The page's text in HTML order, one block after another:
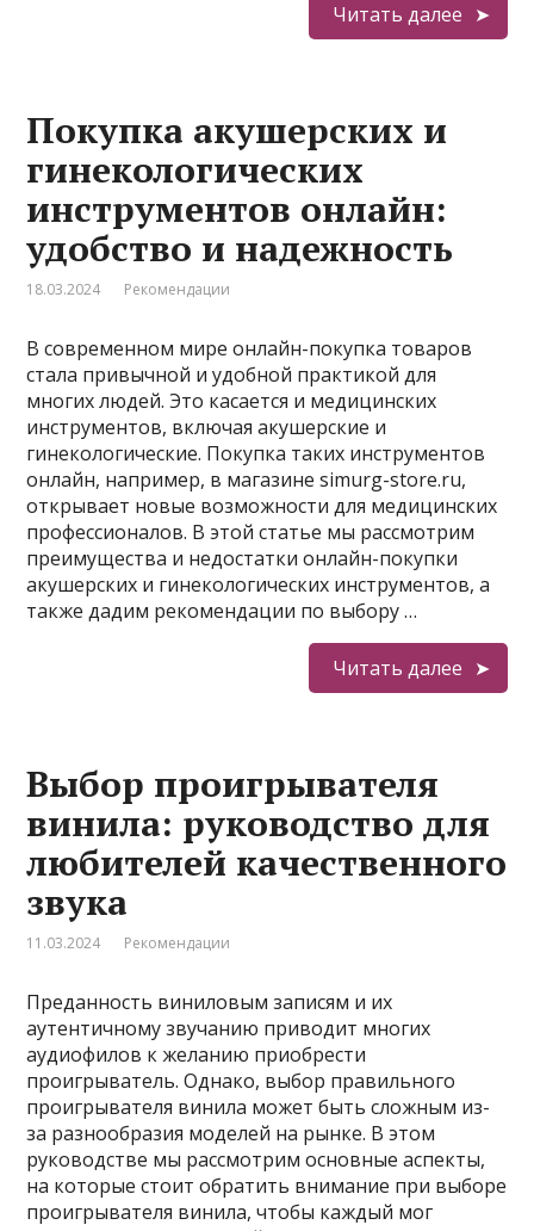
Читать далее
Покупка акушерских и
гинекологических
инструментов онлайн:
удобство и надежность
18.03.2024 Рекомендации
В современном мире онлайн-покупка товаров
стала привычной и удобной практикой для
многих людей. Это касается и медицинских
инструментов, включая акушерские и
гинекологические. Покупка таких инструментов
онлайн, например, в магазине simurg-store.ru,
открывает новые возможности для медицинских
профессионалов. В этой статье мы рассмотрим
преимущества и недостатки онлайн-покупки
акушерских и гинекологических инструментов, а
также дадим рекомендации по выбору …
Читать далее
Выбор проигрывателя
винила: руководство для
любителей качественного
звука
11.03.2024 Рекомендации
Преданность виниловым записям и их
аутентичному звучанию приводит многих
аудиофилов к желанию приобрести
проигрыватель. Однако, выбор правильного
проигрывателя винила может быть сложным из-
за разнообразия моделей на рынке. В этом
руководстве мы рассмотрим основные аспекты,
на которые стоит обратить внимание при выборе
проигрывателя винила, чтобы каждый мог